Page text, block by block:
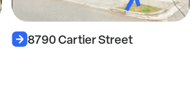
8790 Cartier Street